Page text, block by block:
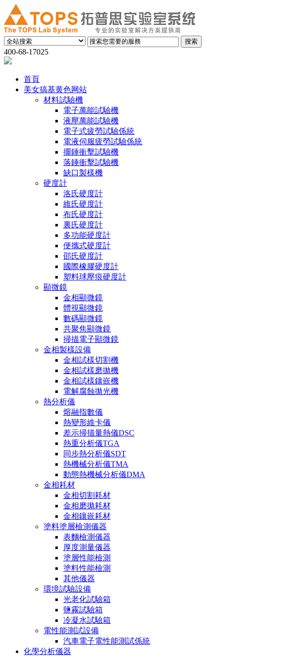
400-68-17025
首頁
美女搞基黄色网站
材料試驗機
電子萬能試驗機
液壓萬能試驗機
電子式疲勞試驗係統
電液伺服疲勞試驗係統
擺錘衝擊試驗機
落錘衝擊試驗機
缺口製樣機
硬度計
洛氏硬度計
維氏硬度計
布氏硬度計
裏氏硬度計
多功能硬度計
便攜式硬度計
邵氏硬度計
國際橡膠硬度計
塑料球壓痕硬度計
顯微鏡
金相顯微鏡
體視顯微鏡
數碼顯微鏡
共聚焦顯微鏡
掃描電子顯微鏡
金相製樣設備
金相試樣切割機
金相試樣磨拋機
金相試樣鑲嵌機
電解腐蝕拋光機
熱分析儀
熔融指數儀
熱變形維卡儀
差示掃描量熱儀DSC
熱重分析儀TGA
同步熱分析儀SDT
熱機械分析儀TMA
動態熱機械分析儀DMA
金相耗材
金相切割耗材
金相磨拋耗材
金相鑲嵌耗材
塗料塗層檢測儀器
表麵檢測儀器
厚度測量儀器
塗層性能檢測
塗料性能檢測
其他儀器
環境試驗設備
光老化試驗箱
鹽霧試驗箱
冷凝水試驗箱
電性能測試設備
汽車電子電性能測試係統
化學分析儀器